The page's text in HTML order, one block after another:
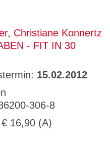
, Christiane Konnertz
- FIT IN 30
15.02.2012
306-8
€ 16,90 (A)